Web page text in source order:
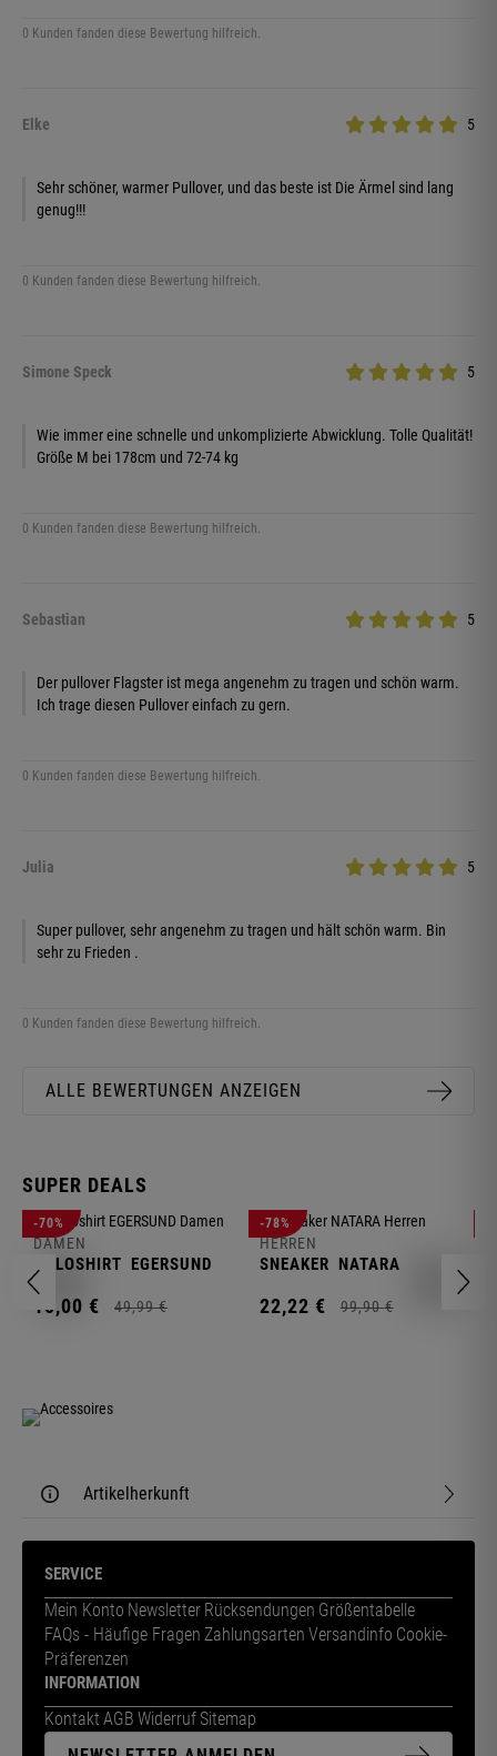
0 Kunden fanden diese Bewertung hilfreich.
Elke 5
Sehr schöner, warmer Pullover, und das beste ist Die Ärmel sind lang
genug!!!
0 Kunden fanden diese Bewertung hilfreich.
Simone Speck 5
Wie immer eine schnelle und unkomplizierte Abwicklung. Tolle Qualität!
Größe M bei 178cm und 72-74 kg
0 Kunden fanden diese Bewertung hilfreich.
Sebastian 5
Der pullover Flagster ist mega angenehm zu tragen und schön warm.
Ich trage diesen Pullover einfach zu gern.
0 Kunden fanden diese Bewertung hilfreich.
Julia 5
Super pullover, sehr angenehm zu tragen und hält schön warm. Bin
sehr zu Frieden .
0 Kunden fanden diese Bewertung hilfreich.
ALLE BEWERTUNGEN ANZEIGEN
SUPER DEALS
-70%
DAMEN
POLOSHIRT EGERSUND
15,00 € 49,99 €
-78%
HERREN
SNEAKER NATARA
22,22 € 99,90 €
Artikelherkunft
SERVICE
Mein Konto Newsletter Rücksendungen Größentabelle
FAQs - Häufige Fragen Zahlungsarten Versandinfo Cookie-
Präferenzen
INFORMATION
Kontakt AGB Widerruf Sitemap